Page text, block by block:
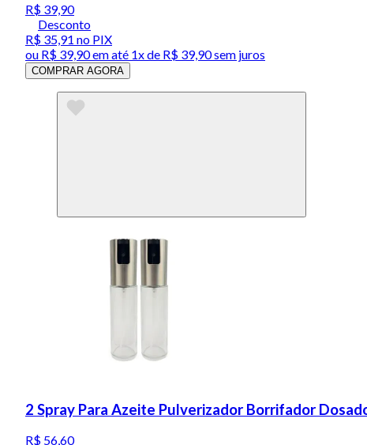
R$ 39,90
Desconto
R$ 35,91 no PIX
ou R$ 39,90em até 1x de R$ 39,90sem juros
COMPRAR AGORA
2 Spray Para Azeite Pulverizador Borrifador
R$ 56,60